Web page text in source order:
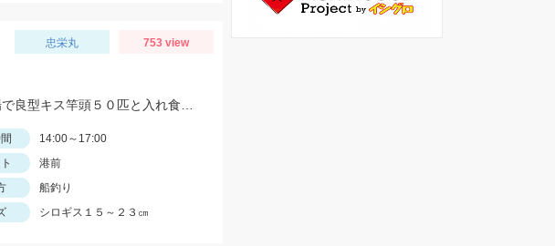
忠栄丸 753 view
14:00～17:00
港前
船釣り
シロギス１５～２３㎝